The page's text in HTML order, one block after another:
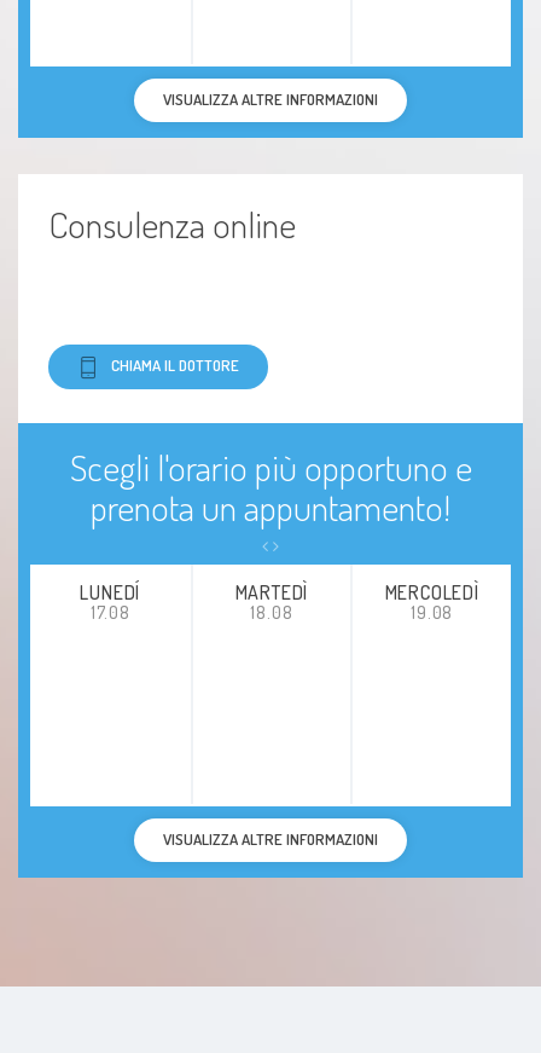
VISUALIZZA ALTRE INFORMAZIONI
Consulenza online
CHIAMA IL DOTTORE
Scegli l'orario più opportuno e
prenota un appuntamento!
LUNEDÍ
17.08
MARTEDÌ
18.08
MERCOLEDÌ
19.08
VISUALIZZA ALTRE INFORMAZIONI